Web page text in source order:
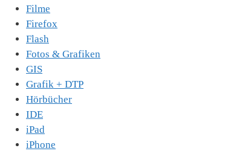
Filme
Firefox
Flash
Fotos & Grafiken
GIS
Grafik + DTP
Hörbücher
IDE
iPad
iPhone